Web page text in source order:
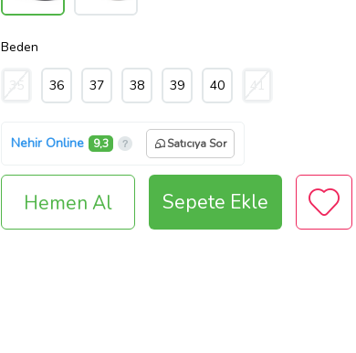
Beden
35 36 37 38 39 40 41
Nehir Online 9,3 Satıcıya Sor
Hemen Al Sepete Ekle